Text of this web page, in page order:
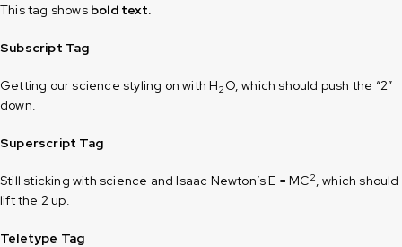
This tag shows boldtext.
Subscript Tag
Getting our science styling on with H2 O, which should push the “2”
down.
Superscript Tag
Still sticking with science and Isaac Newton’s E = MC2, which should
lift the 2 up.
Teletype Tag